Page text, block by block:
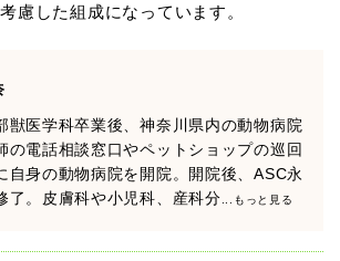
慮した組成になっています。
獣医学科卒業後、神奈川県内の動物病院
の電話相談窓口やペットショップの巡回
自身の動物病院を開院。開院後、ASC永
了。皮膚科や小児科、産科分 ...もっと見る